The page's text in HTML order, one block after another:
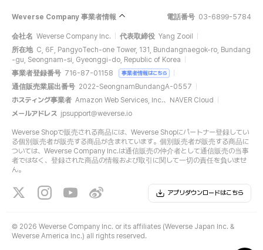
Weverse Company 事業者情報 電話番号 03-6899-5784
会社名 Weverse Company Inc. 代表取締役 Yang Zooil
所在地 C, 6F, PangyoTech-one Tower, 131, Bundangnaegok-ro, Bundang
-gu, Seongnam-si, Gyeonggi-do, Republic of Korea
事業者登録番号 716-87-01158 事業者情報はこちら
通信販売業届出番号 2022-SeongnamBundangA-0557
ホスティング事業者 Amazon Web Services, Inc.、NAVER Cloud
メールアドレス jpsupport@weverse.io
Weverse Shopで販売される商品には、Weverse Shopにパートナー登録してい
る個別販売者が販売する商品が含まれています。個別販売者が販売する商品に
ついては、Weverse Company Inc.は通信販売の仲介者として通信販売の当事
者ではなく、登録された商品の情報および取引に関して一切の責任を負いませ
ん。
アプリダウンロードはこちら
© 2026 Weverse Company Inc. or its affiliates (Weverse Japan Inc. &
Weverse America Inc.) all rights reserved.